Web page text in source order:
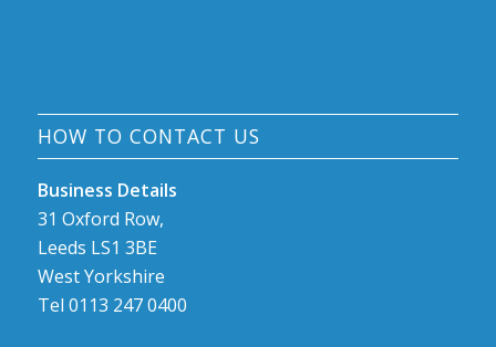
HOW TO CONTACT US
Business Details
31 Oxford Row,
Leeds LS1 3BE
West Yorkshire
Tel 0113 247 0400